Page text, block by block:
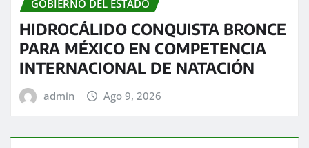
GOBIERNO DEL ESTADO
HIDROCÁLIDO CONQUISTA BRONCE
PARA MÉXICO EN COMPETENCIA
INTERNACIONAL DE NATACIÓN
admin Ago 9, 2026